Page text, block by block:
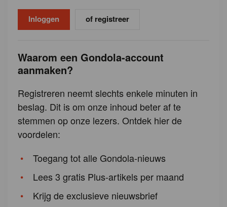
of registreer
Waarom een Gondola-account
aanmaken?
Registreren neemt slechts enkele minuten in
beslag. Dit is om onze inhoud beter af te
stemmen op onze lezers. Ontdek hier de
voordelen:
Toegang tot alle Gondola-nieuws
Lees 3 gratis Plus-artikels per maand
Krijg de exclusieve nieuwsbrief